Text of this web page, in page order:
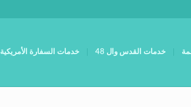
خدمات القدس وال 48 خدمات السفارة الأمريكية